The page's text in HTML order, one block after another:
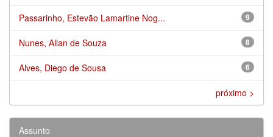
9
Passarinho, Estevão Lamartine Nog...
8
Nunes, Allan de Souza
6
Alves, Diego de Sousa
próximo >
Assunto